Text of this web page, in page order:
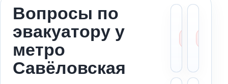
Вопросы по
эвакуатору у
метро
Савёловская